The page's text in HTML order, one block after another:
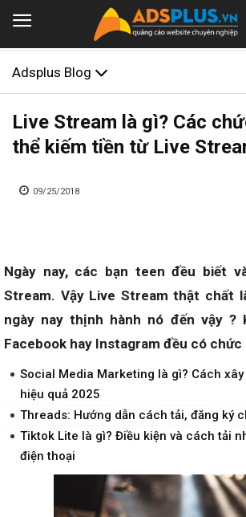
Adsplus Blog
Live Stream là gì? Các
thể kiếm tiền từ Live
09/25/2018
Ngày nay, các bạn teen đều biết
Stream. Vậy Live Stream thật chất
ngày nay thịnh hành nó đến vậy ?
Facebook hay Instagram đều có chức
Social Media Marketing là gì? Cách
hiệu quả 2025
Threads: Hướng dẫn cách tải, đăng ký
Tiktok Lite là gì? Điều kiện và cách tải
điện thoại